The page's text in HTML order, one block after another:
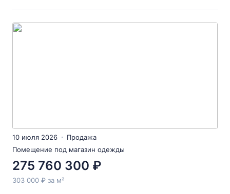
10 июля 2026
Продажа
Помещение под магазин одежды
275 760 300 ₽
303 000 ₽ за м²